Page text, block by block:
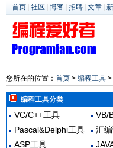
首页 社区 博客 招聘 文章
您所在的位置： 首页 > 编程工具 >
编程工具分类
VC/C++工具
VB/
Pascal&Delphi工具
汇
ASP工具